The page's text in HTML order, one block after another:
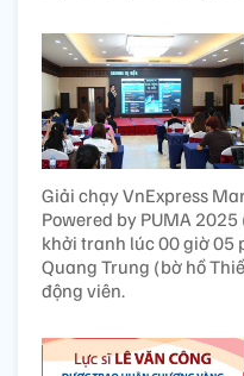
Giải chạy VnExpress
Powered by PUMA
khởi tranh lúc 00 giờ 05
Quang Trung (bờ hồ
động viên.